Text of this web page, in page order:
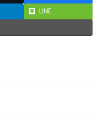
LINE